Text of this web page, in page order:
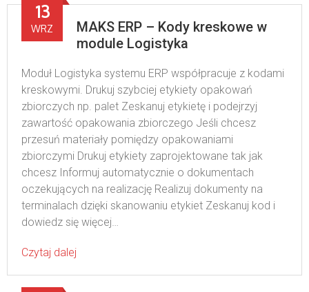
MAKS ERP – Kody kreskowe w
module Logistyka
13
WRZ
Moduł Logistyka systemu ERP współpracuje z kodami
kreskowymi. Drukuj szybciej etykiety opakowań
zbiorczych np. palet Zeskanuj etykietę i podejrzyj
zawartość opakowania zbiorczego Jeśli chcesz
przesuń materiały pomiędzy opakowaniami
zbiorczymi Drukuj etykiety zaprojektowane tak jak
chcesz Informuj automatycznie o dokumentach
oczekujących na realizację Realizuj dokumenty na
terminalach dzięki skanowaniu etykiet Zeskanuj kod i
dowiedz się więcej…
Czytaj dalej